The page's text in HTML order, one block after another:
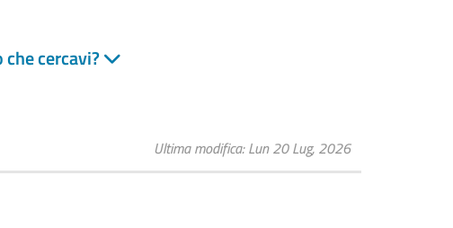
cercavi?
Ultima modifica Lun 20 Lug, 2026